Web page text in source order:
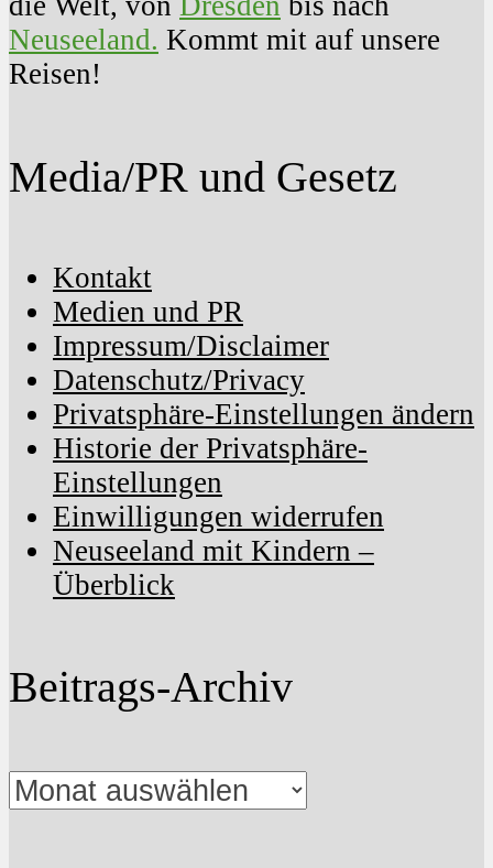
Neuseeland. Kommt mit auf unsere
Reisen!
Media/PR und Gesetz
Kontakt
Medien und PR
Impressum/Disclaimer
Datenschutz/Privacy
Privatsphäre-Einstellungen ändern
Historie der Privatsphäre-
Einstellungen
Einwilligungen widerrufen
Neuseeland mit Kindern –
Überblick
Beitrags-Archiv
Beitrags-
Archiv